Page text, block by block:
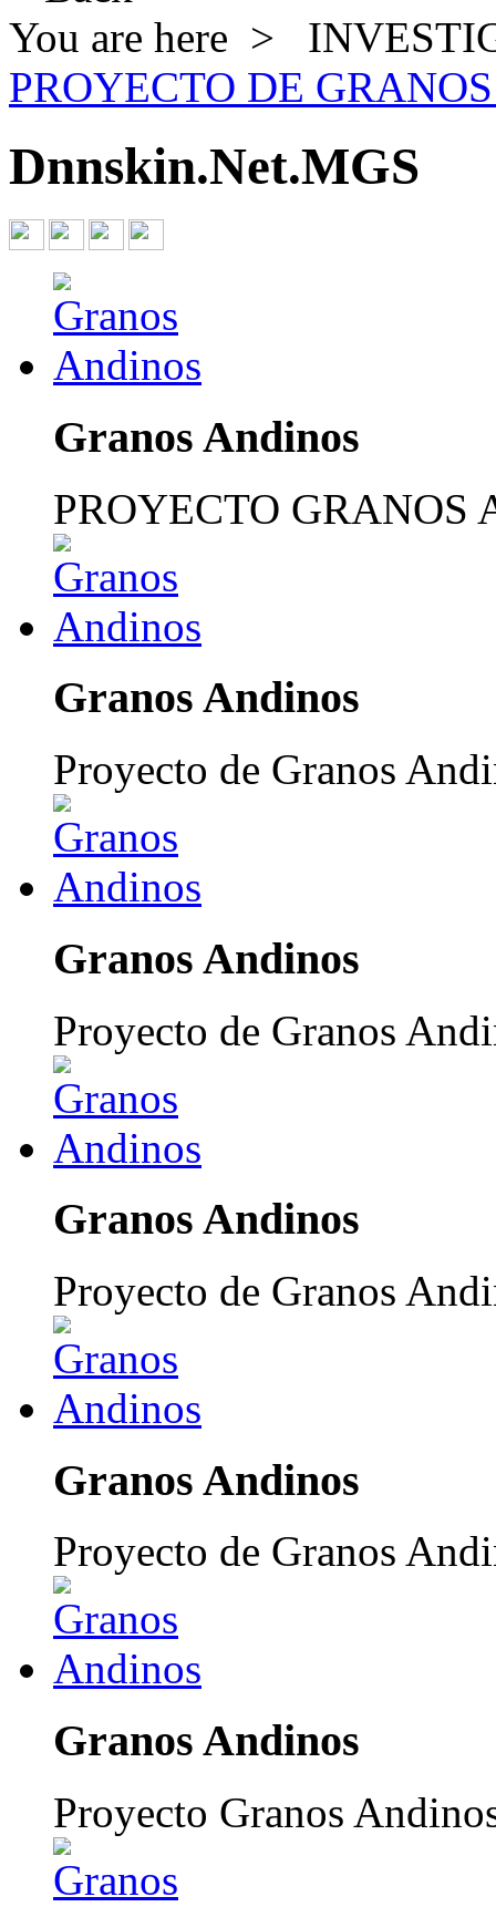
You are here >
PROYECTO DE
Dnnskin.Net.MGS
Granos Andinos
PROYECTO GRANOS
Granos Andinos
Proyecto de Granos
Granos Andinos
Proyecto de Granos
Granos Andinos
Proyecto de Granos
Granos Andinos
Proyecto de Granos
Granos Andinos
Proyecto Granos